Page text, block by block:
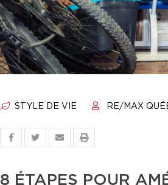
STYLE DE VIE RE/MAX
8 ÉTAPES POUR